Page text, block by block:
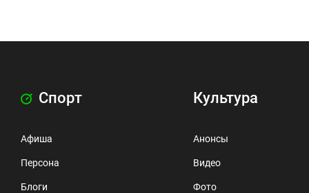
Спорт
Афиша
Персона
Блоги
Культура
Анонсы
Видео
Фото